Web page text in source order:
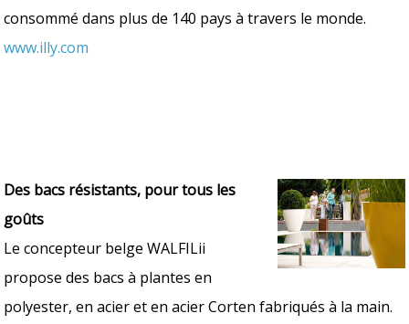
consommé dans plus de 140 pays à travers le monde.
www.illy.com
Des bacs résistants, pour tous les
goûts
Le concepteur belge WALFILii
propose des bacs à plantes en
polyester, en acier et en acier Corten fabriqués à la main.